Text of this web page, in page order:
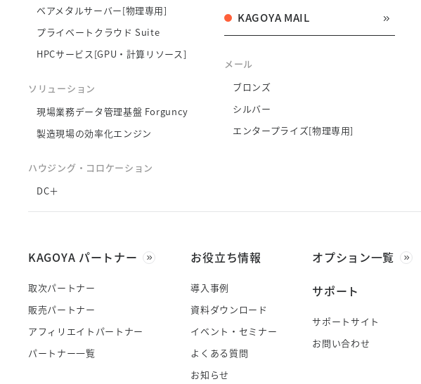
ベアメタルサーバー[物理専用]
プライベートクラウド Suite
HPCサービス[GPU・計算リソース]
ソリューション
現場業務データ管理基盤 Forguncy
製造現場の効率化エンジン
ハウジング・コロケーション
DC＋
KAGOYA MAIL
メール
ブロンズ
シルバー
エンタープライズ[物理専用]
KAGOYA パートナー
取次パートナー
販売パートナー
アフィリエイトパートナー
パートナー一覧
お役立ち情報
導入事例
資料ダウンロード
イベント・セミナー
よくある質問
お知らせ
オプション一覧
サポート
サポートサイト
お問い合わせ